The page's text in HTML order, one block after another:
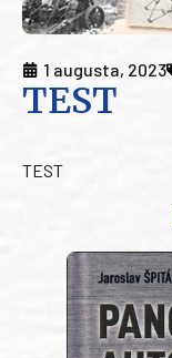
1 augusta, 2023
TEST
TEST